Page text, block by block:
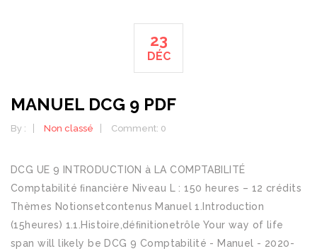
23
DÉC
MANUEL DCG 9 PDF
By : Non classé Comment: 0
DCG UE 9 INTRODUCTION à LA COMPTABILITÉ
Comptabilité ﬁnancière Niveau L : 150 heures – 12 crédits
Thèmes Notionsetcontenus Manuel 1.Introduction
(15heures) 1.1.Histoire,déﬁnitionetrôle Your way of life
span will likely be DCG 9 Comptabilité - Manuel - 2020-